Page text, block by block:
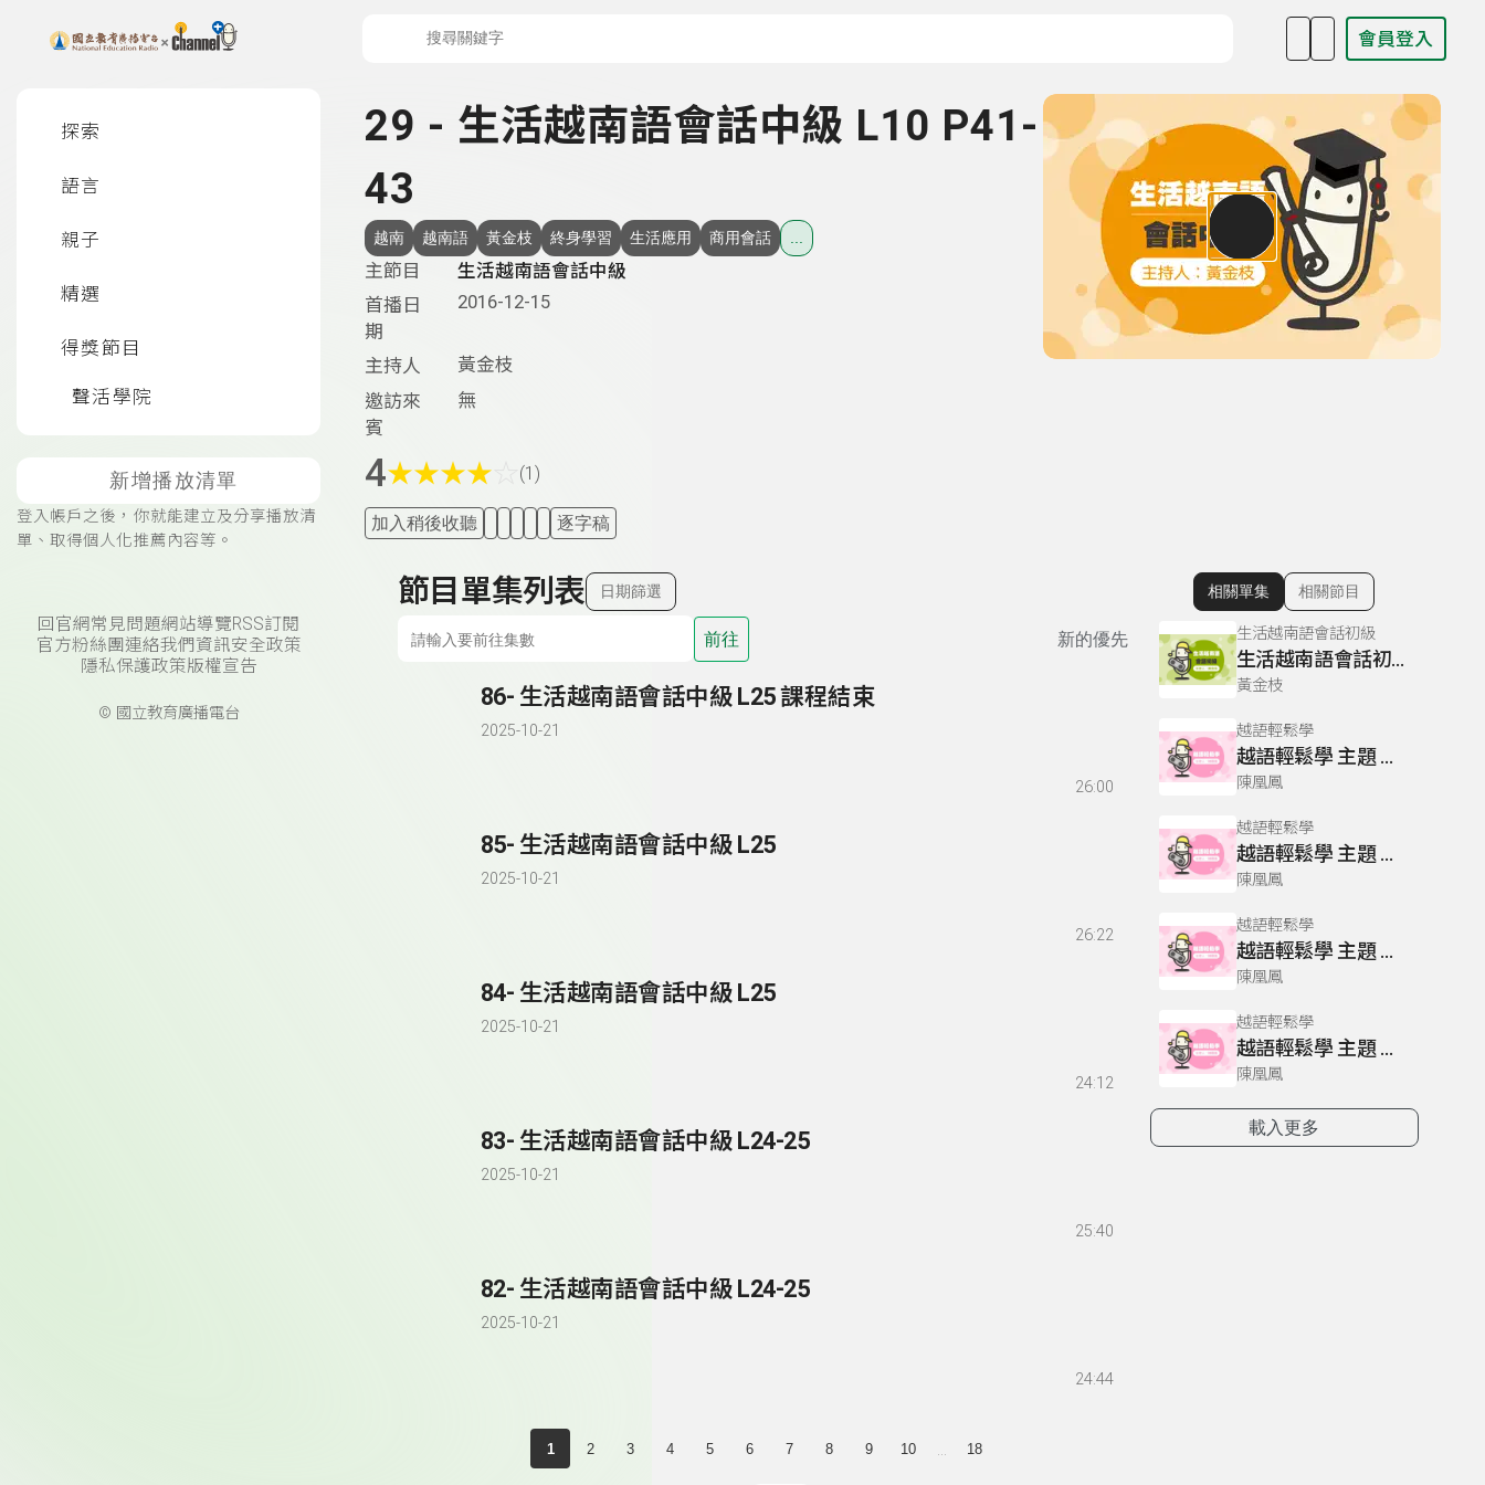
上方功能區塊 會員登入
探索
語言
親子
精選
得獎節目
聲活學院
新增播放清單
登入帳戶之後，你就能建立及分享播放清
單、取得個人化推薦內容等。
回官網常見問題網站導覽RSS訂閱
官方粉絲團連絡我們 資訊安全政策
隱私保護政策版權宣告
© 國立教育廣播電台
29 - 生活越南語會話中級 L10 P41-
43
越南 越南語 黃金枝 終身學習 生活應用 商用會話
主節目
生活越南語會話中級
首播日
期
2016-12-15
主持人
黃金枝
邀訪來
賓
無
4★★★★ (1)
加入稍後收聽 逐字稿
節目單集列表 日期篩選
前往 新的優先
86- 生活越南語會話中級 L25 課程結束
2025-10-21
26:00
85- 生活越南語會話中級 L25
2025-10-21
26:22
84- 生活越南語會話中級 L25
2025-10-21
24:12
83- 生活越南語會話中級 L24-25
2025-10-21
25:40
82- 生活越南語會話中級 L24-25
2025-10-21
24:44
1 2 3 4 5 6 7 8 9 10 18
顯示相關單集
相關單集 相關節目
生活越南語會話初級
生活越南語會話初級 P42-44
黃金枝
越語輕鬆學
越語輕鬆學 主題 多母音oa與尾音之拼音
陳凰鳳
越語輕鬆學
越語輕鬆學 主題 交通工具
陳凰鳳
越語輕鬆學
越語輕鬆學 主題 發音基礎 :29個字母
陳凰鳳
越語輕鬆學
越語輕鬆學 主題 雙母音之拼音：由2個母音組成
陳凰鳳
載入更多